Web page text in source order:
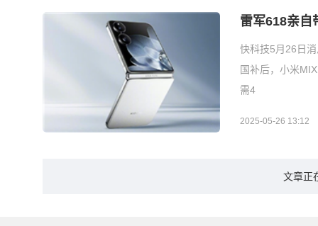
雷军618亲自
快科技5月26日
国补后，小米
需4
2025-05-26 13:12
文章正